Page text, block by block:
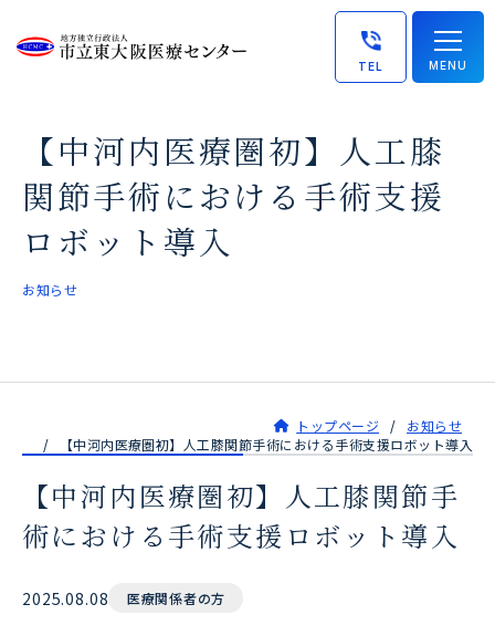
TEL MENU
【中河内医療圏初】人工膝
関節手術における手術支援
ロボット導入
お知らせ
トップページ
お知らせ
【中河内医療圏初】人工膝関節手術における手術支援ロボット導入
【中河内医療圏初】人工膝関節手
術における手術支援ロボット導入
2025.08.08 医療関係者の方